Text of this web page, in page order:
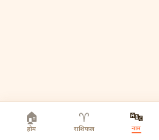
🏠
होम
♈
राशिफल
🔤
नाम